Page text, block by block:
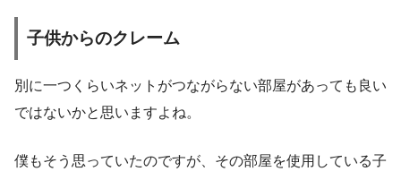
子供からのクレーム
別に一つくらいネットがつながらない部屋があっても良い
ではないかと思いますよね。
僕もそう思っていたのですが、その部屋を使用している子